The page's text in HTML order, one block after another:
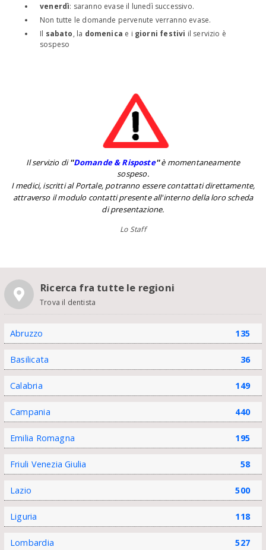
venerdì: saranno evase il lunedì successivo.
Non tutte le domande pervenute verranno evase.
Il sabato, la domenica e i giorni festivi il servizio è
sospeso
Il servizio di''Domande & Risposte''è momentaneamente
sospeso.
I medici, iscritti al Portale, potranno essere contattati direttamente,
attraverso il modulo contatti presente all'interno della loro scheda
di presentazione.
Lo Staff
Ricerca fra tutte le regioni
Trova il dentista
Abruzzo 135
Basilicata 36
Calabria 149
Campania 440
Emilia Romagna 195
Friuli Venezia Giulia 58
Lazio 500
Liguria 118
Lombardia 527